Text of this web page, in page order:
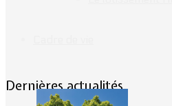
Dernières actualités